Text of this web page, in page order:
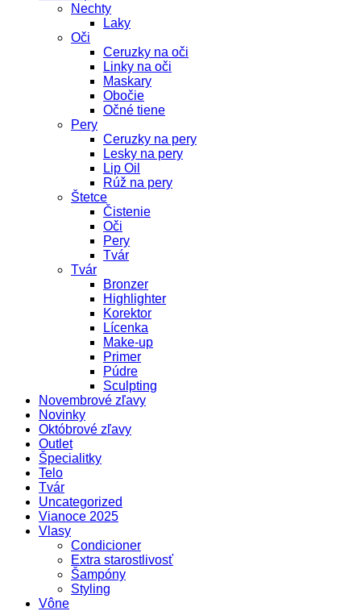
Nechty
Laky
Oči
Ceruzky na oči
Linky na oči
Maskary
Obočie
Očné tiene
Pery
Ceruzky na pery
Lesky na pery
Lip Oil
Rúž na pery
Štetce
Čistenie
Oči
Pery
Tvár
Tvár
Bronzer
Highlighter
Korektor
Lícenka
Make-up
Primer
Púdre
Sculpting
Novembrové zľavy
Novinky
Októbrové zľavy
Outlet
Špecialitky
Telo
Tvár
Uncategorized
Vianoce 2025
Vlasy
Condicioner
Extra starostlivosť
Šampóny
Styling
Vône